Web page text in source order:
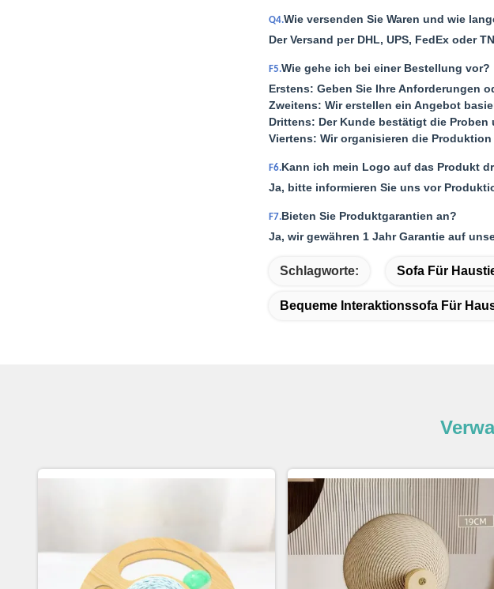
Q4.Wie versenden Sie Waren und wie
Der Versand per DHL, UPS, FedEx oder
F5.Wie gehe ich bei einer Bestellung vor?
Erstens: Geben Sie Ihre Anforderungen
Zweitens: Wir erstellen ein Angebot
Drittens: Der Kunde bestätigt die
Viertens: Wir organisieren die Produktion
F6.Kann ich mein Logo auf das Produkt
Ja, bitte informieren Sie uns vor
F7.Bieten Sie Produktgarantien an?
Ja, wir gewähren 1 Jahr Garantie auf
Schlagworte: Sofa Für
Bequeme Interaktionssofa Für